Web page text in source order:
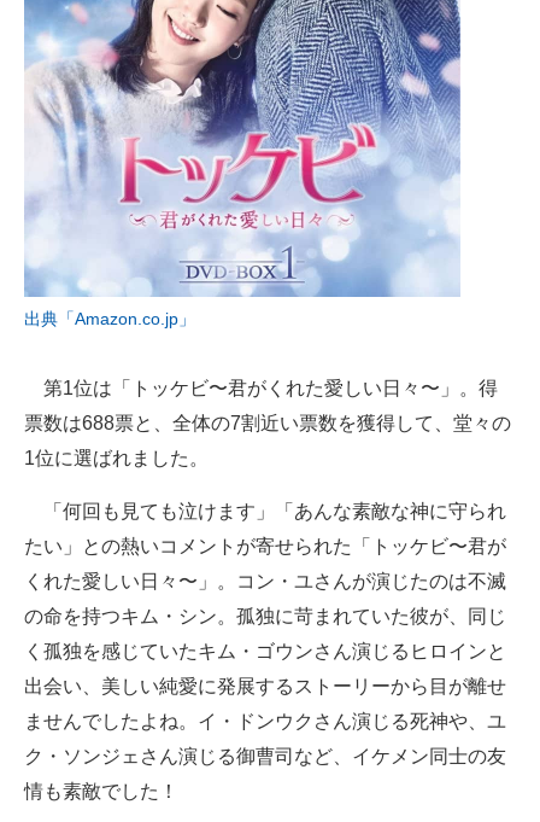
出典「Amazon.co.jp」
第1位は「トッケビ〜君がくれた愛しい日々〜」。得
票数は688票と、全体の7割近い票数を獲得して、堂々の
1位に選ばれました。
「何回も見ても泣けます」「あんな素敵な神に守られ
たい」との熱いコメントが寄せられた「トッケビ〜君が
くれた愛しい日々〜」。コン・ユさんが演じたのは不滅
の命を持つキム・シン。孤独に苛まれていた彼が、同じ
く孤独を感じていたキム・ゴウンさん演じるヒロインと
出会い、美しい純愛に発展するストーリーから目が離せ
ませんでしたよね。イ・ドンウクさん演じる死神や、ユ
ク・ソンジェさん演じる御曹司など、イケメン同士の友
情も素敵でした！